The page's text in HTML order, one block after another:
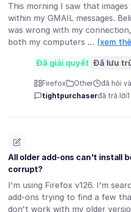
This morning I saw that
within my GMAIL messages.
was wrong with my
both my computers … (xem
Đã giải quyết Đã lưu
Firefox Other
đã hỏi
tightpurchaserđã trả lời
All older add-ons can't install
corrupt?
I'm using Firefox v126. I'm
add-ons trying to find a few
don't work with my older